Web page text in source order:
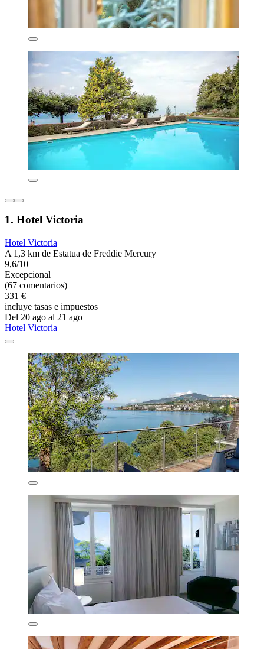
1. Hotel Victoria
Hotel Victoria
A 1,3 km de Estatua de Freddie Mercury
9,6/10
Excepcional
(67 comentarios)
331 €
incluye tasas e impuestos
Del 20 ago al 21 ago
Hotel Victoria